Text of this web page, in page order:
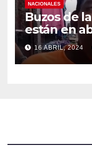
NACIONALES
Buzos de
están en
16 ABRIL, 2024